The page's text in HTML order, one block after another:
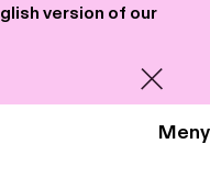
version of our
Meny